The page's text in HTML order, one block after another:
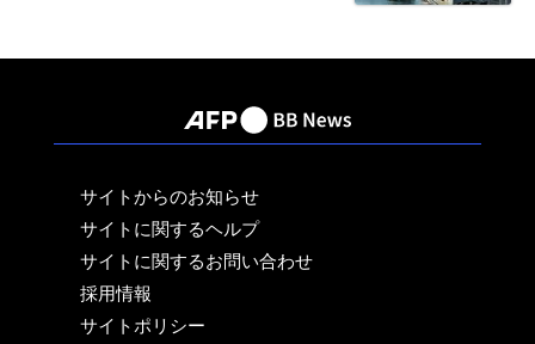
サイトからのお知らせ
サイトに関するヘルプ
サイトに関するお問い合わせ
採用情報
サイトポリシー